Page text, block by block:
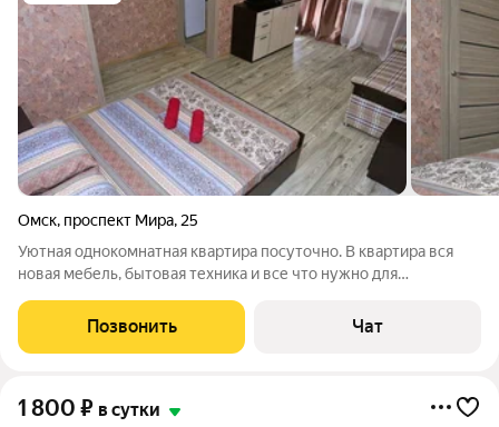
Омск, проспект Мира, 25
Уютная однокомнатная квартира посуточно. В квартира вся
новая мебель, бытовая техника и все что нужно для
рядом с остановкой, хорошая транспортная развязка.
Позвонить Чат
1 800 ₽ в сутки